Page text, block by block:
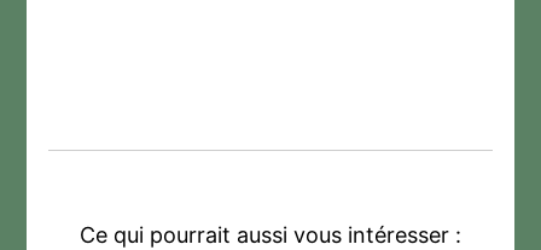
Ce qui pourrait aussi vous intéresser :